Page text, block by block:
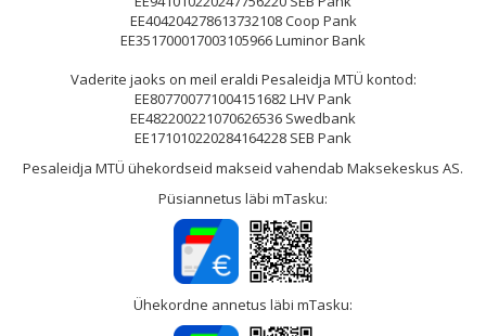
EE404204278613732108 Coop Pank
EE351700017003105966 Luminor Bank
Vaderite jaoks on meil eraldi Pesaleidja MTÜ kontod:
EE807700771004151682 LHV Pank
EE482200221070626536 Swedbank
EE171010220284164228 SEB Pank
Pesaleidja MTÜ ühekordseid makseid vahendab Maksekeskus AS.
Püsiannetus läbi mTasku:
Ühekordne annetus läbi mTasku: